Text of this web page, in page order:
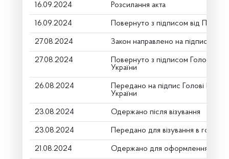
16.09.2024 Розсилання акта
16.09.2024 Повернуто з підписом від
27.08.2024 Закон направлено на підпис
27.08.2024
Повернуто з підписом Голови
України
26.08.2024
Передано на підпис Голові
України
23.08.2024 Одержано після візування
23.08.2024 Передано для візування в
21.08.2024 Одержано для оформлення